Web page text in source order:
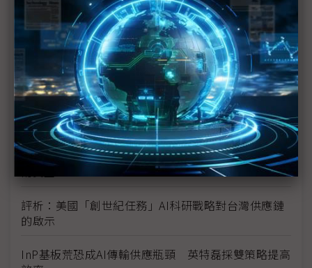
H200效能翻6倍、價格增3成 NVIDIA「清庫存」仍
讓中國動心
豐田目標2026全球生產破千萬輛 HEV需求強勁跨越
電動車放緩影響
東南亞各國與美貿易協議持續推進 2026聚焦關鍵礦
產、轉口問題
陳立武與川普關鍵40分鐘會談 將政治阻力化為英特
爾資金
評析：美國「創世紀任務」AI科研戰略對台灣供應鏈
的啟示
InP基板荒恐成AI傳輸供應瓶頸 英特磊採雙策略提高